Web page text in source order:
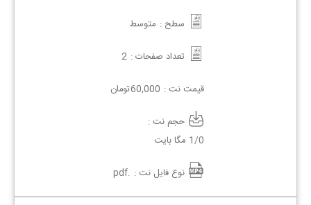
سطح : متوسط
تعداد صفحات : 2
قیمت نت : 60,000تومان
حجم نت :
1/0 مگا بایت
نوع فایل نت : .pdf